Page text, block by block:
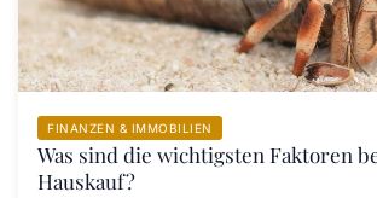
FINANZEN & IMMOBILIEN
Was sind die wichtigsten Faktoren
Hauskauf?